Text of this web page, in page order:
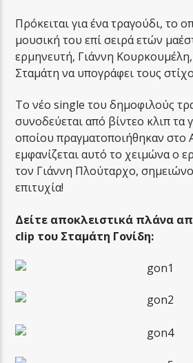
Πρόκειται για ένα τραγούδι, το
μουσική του επί σειρά ετών
ερμηνευτή, Γιάννη Κουρκουμέλη,
Σταμάτη να υπογράφει τους
Το νέο single του δημοφιλούς
συνοδεύεται από βίντεο κλιπ τα
οποίου πραγματοποιήθηκαν στο
εμφανίζεται αυτό το χειμώνα ο
τον Γιάννη Πλούταρχο,
επιτυχία!
Δείτε αποκλειστικά πλάνα
clip του Σταμάτη Γονίδη: